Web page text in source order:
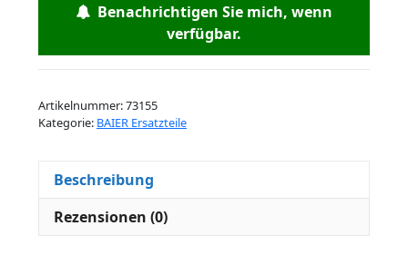
Benachrichtigen Sie mich, wenn
verfügbar.
Artikelnummer:73155
Kategorie: BAIER Ersatzteile
Beschreibung
Rezensionen (0)